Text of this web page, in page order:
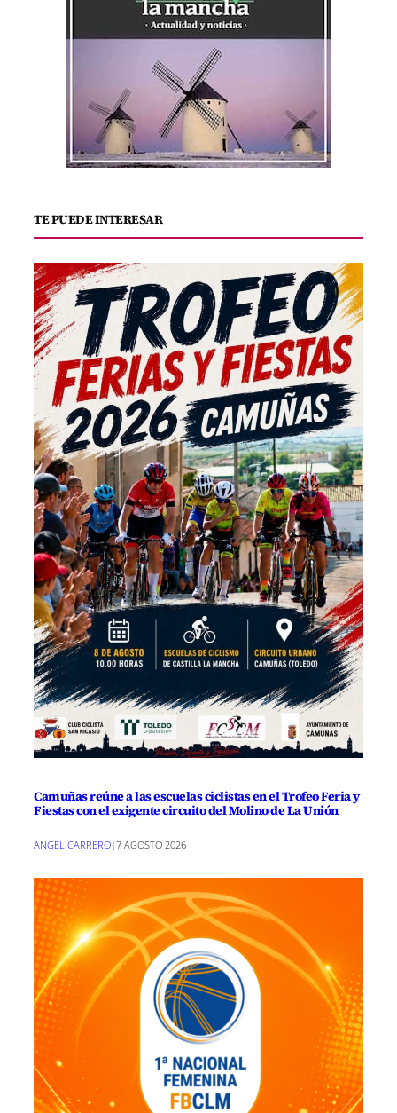
TE PUEDE INTERESAR
Camuñas reúne a las escuelas ciclistas en el Trofeo Feria y
Fiestas con el exigente circuito del Molino de La Unión
ANGEL CARRERO|7 AGOSTO 2026